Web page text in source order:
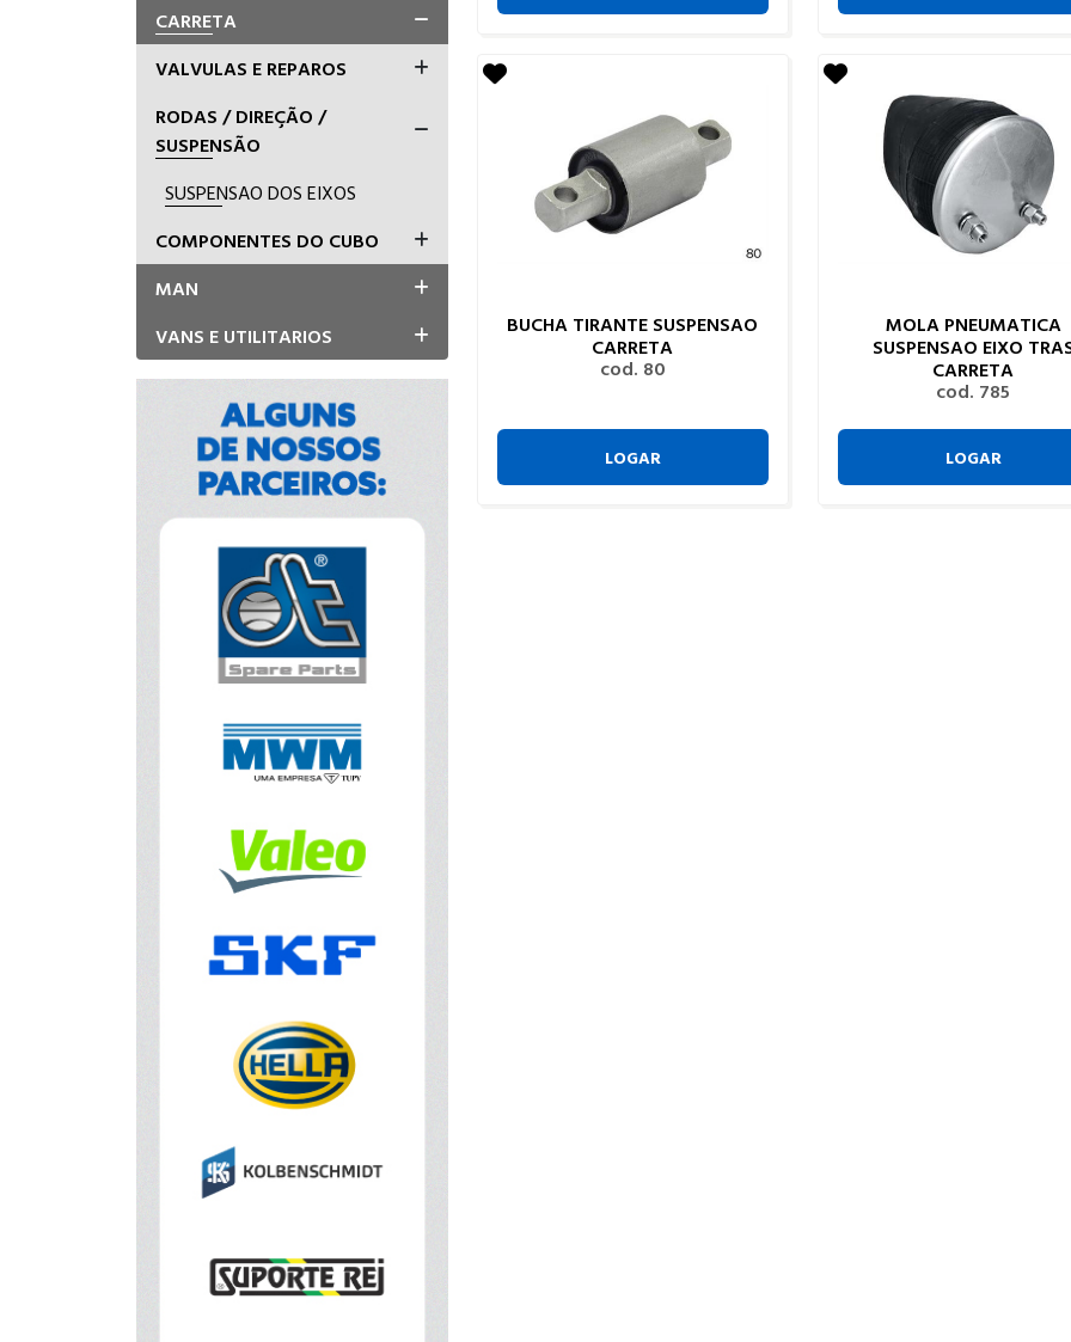
CARRETA
VALVULAS E REPAROS
RODAS / DIREÇÃO /
SUSPENSÃO
SUSPENSAO DOS EIXOS
COMPONENTES DO CUBO
MAN
VANS E UTILITARIOS
BUCHA TIRANTE SUSPENSAO
CARRETA
cod. 80
LOGAR
MOLA PNEUMATICA
SUSPENSAO EIXO
CARRETA
cod. 785
LOGAR